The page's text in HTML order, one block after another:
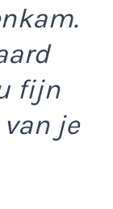
fijn
je